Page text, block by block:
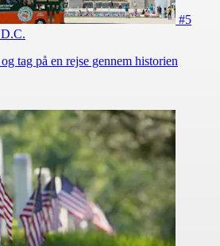
#5
tag på en rejse gennem historien